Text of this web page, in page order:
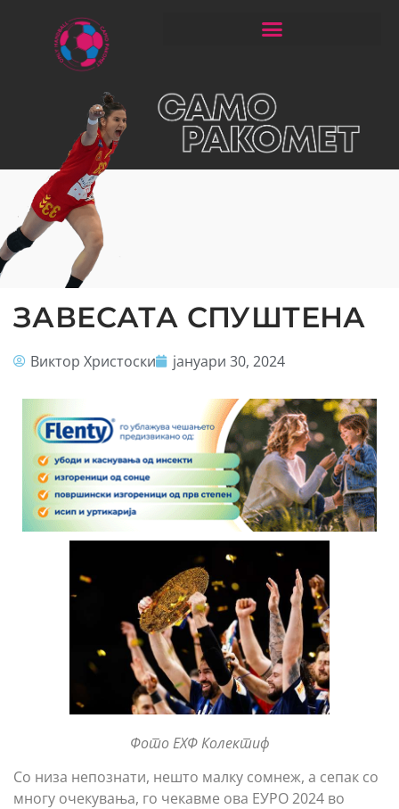
ЗАВЕСАТА СПУШТЕНА
Виктор Христоски јануари 30, 2024
Фото ЕХФ Колектиф
Со низа непознати, нешто малку сомнеж, а сепак со
многу очекувања, го чекавме ова ЕУРО 2024 во